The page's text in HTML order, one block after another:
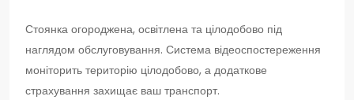
Стоянка огороджена, освітлена та цілодобово під
наглядом обслуговування. Система відеоспостереження
моніторить територію цілодобово, а додаткове
страхування захищає ваш транспорт.